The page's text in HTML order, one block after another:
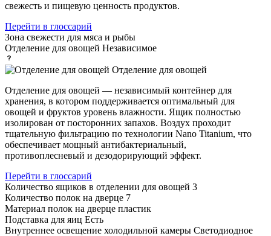
свежесть и пищевую ценность продуктов.
Перейти в глоссарий
Зона свежести для мяса и рыбы
Отделение для овощей Независимое
Отделение для овощей
Отделение для овощей — независимый контейнер для
хранения, в котором поддерживается оптимальный для
овощей и фруктов уровень влажности. Ящик полностью
изолирован от посторонних запахов. Воздух проходит
тщательную фильтрацию по технологии Nano Titanium, что
обеспечивает мощный антибактериальный,
противоплесневый и дезодорирующий эффект.
Перейти в глоссарий
Количество ящиков в отделении для овощей 3
Количество полок на дверце 7
Материал полок на дверце пластик
Подставка для яиц Есть
Внутреннее освещение холодильной камеры Светодиодное